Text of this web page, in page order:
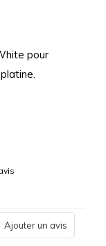
pour
Ajouter un avis